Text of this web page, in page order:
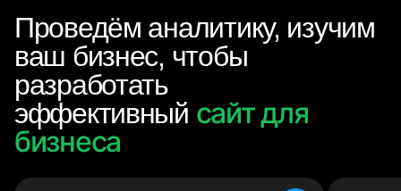
Проведём аналитику, изучим
ваш бизнес, чтобы
разработать
эффективный сайт для
бизнеса